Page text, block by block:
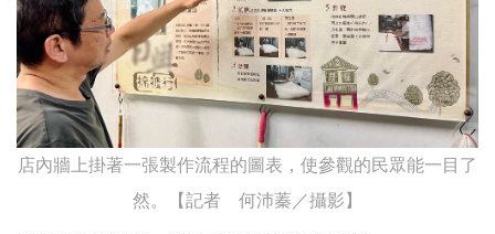
店內牆上掛著一張製作流程的圖表，使參觀的民眾能一目了
然。【記者 何沛蓁／攝影】